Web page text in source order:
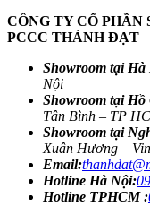
CÔNG TY CỔ
PCCC THÀNH ĐẠT
Showroom tại Hà
Nội
Showroom tại
Tân Bình – TP
Showroom tại
Xuân Hương –
Email:
Hotline Hà Nội:
Hotline TPHCM :